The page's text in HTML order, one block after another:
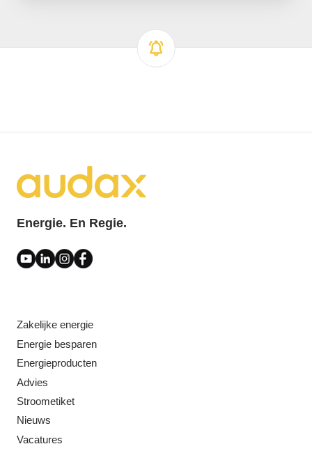
Energie. En Regie.
Zakelijke energie
Energie besparen
Energieproducten
Advies
Stroometiket
Nieuws
Vacatures